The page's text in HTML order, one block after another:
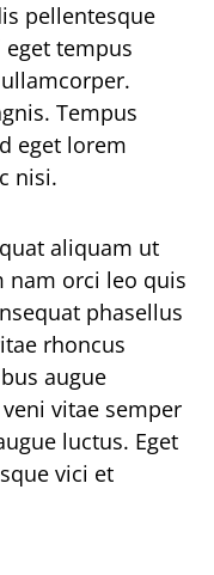
pellentesque
tempus
Tempus
eget lorem
nisi.
aliquam ut
nam orci leo quis
phasellus
rhoncus
augue
vitae semper
luctus. Eget
vici et